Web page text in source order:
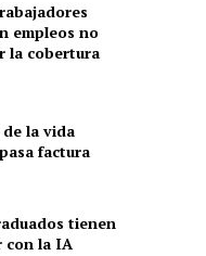
empleos no
la cobertura
la vida
factura
tienen
con la IA